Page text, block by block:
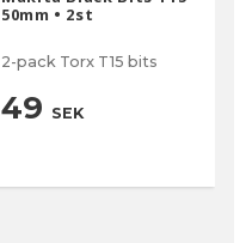
50mm • 2st
2-pack Torx T15 bits
49 SEK